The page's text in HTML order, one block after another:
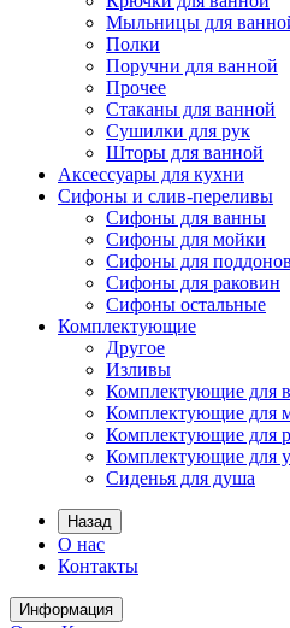
Мыльницы для
Полки
Поручни для ванной
Прочее
Стаканы для ванной
Сушилки для рук
Шторы для ванной
Аксессуары для кухни
Сифоны и слив-переливы
Сифоны для ванны
Сифоны для мойки
Сифоны для поддонов
Сифоны для раковин
Сифоны остальные
Комплектующие
Другое
Изливы
Комплектующие для
Комплектующие для
Комплектующие для
Комплектующие для
Сиденья для душа
Назад
О нас
Контакты
Информация